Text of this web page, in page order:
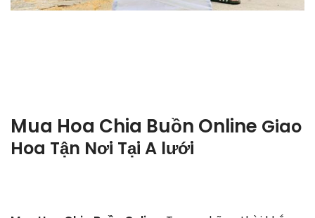
Mua Hoa Chia Buồn Online Giao
Hoa Tận Nơi Tại A lưới